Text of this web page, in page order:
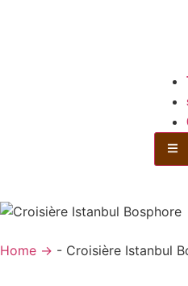
Home → - Croisière Istanbul